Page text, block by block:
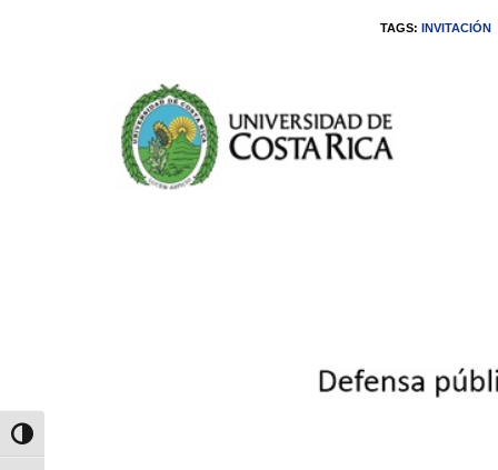
Alternar alto contraste
TAGS: INVITACIÓN